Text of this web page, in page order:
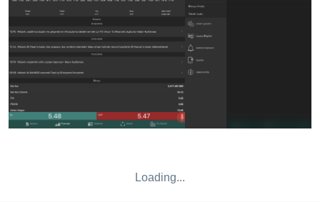
özel menü -Günlük portföy değişimi, trading karı, hisse limit
bilgileri ve viop teminat bilgileri görüntüleme -Emir
ekranlarında limit ve teminat bilgisini işlem anında
görebilme -Hisse, Varant, Vadeli ve Opsiyon için farklı ve
pratik emir giriş ekranları
Loading...